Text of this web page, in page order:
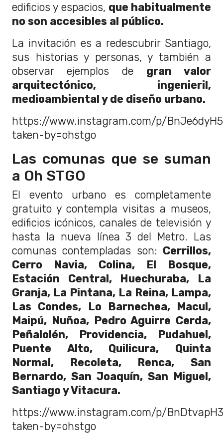
edificios y espacios, que habitualmente
no son accesibles al público.
La invitación es a redescubrir Santiago,
sus historias y personas, y también a
observar ejemplos de gran valor
arquitectónico, ingenieril,
medioambiental y de diseño urbano.
https://www.instagram.com/p/
taken-by=ohstgo
Las comunas que se suman
a Oh STGO
El evento urbano es completamente
gratuito y contempla visitas a museos,
edificios icónicos, canales de televisión y
hasta la nueva línea 3 del Metro. Las
comunas contempladas son: Cerrillos,
Cerro Navia, Colina, El Bosque,
Estación Central, Huechuraba, La
Granja, La Pintana, La Reina, Lampa,
Las Condes, Lo Barnechea, Macul,
Maipú, Nuñoa, Pedro Aguirre Cerda,
Peñalolén, Providencia, Pudahuel,
Puente Alto, Quilicura, Quinta
Normal, Recoleta, Renca, San
Bernardo, San Joaquín, San Miguel,
Santiago y Vitacura.
https://www.instagram.com/p/
taken-by=ohstgo